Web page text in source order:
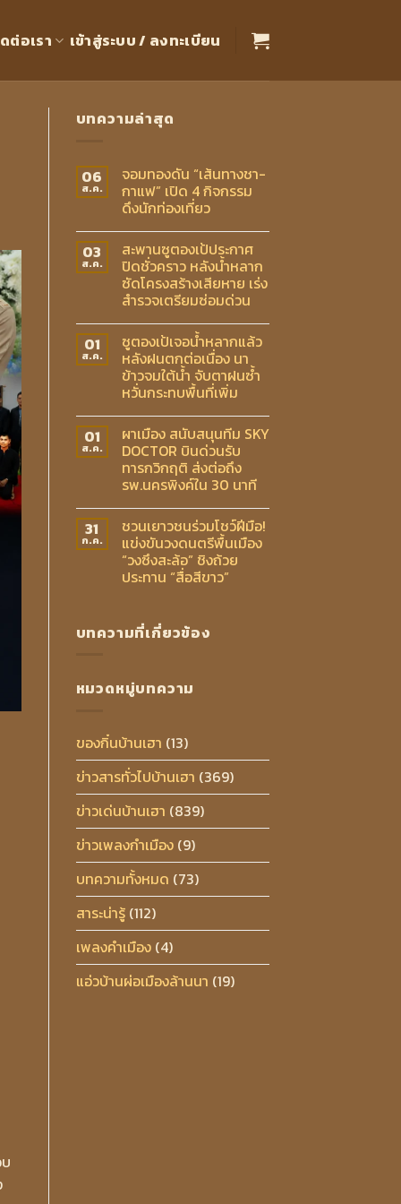
ต่อเรา เข้าสู่ระบบ / ลงทะเบียน
บทความล่าสุด
06
ส.ค.
จอมทองดัน “เส้นทางชา-
กาแฟ” เปิด 4 กิจกรรม
ดึงนักท่องเที่ยว
03
ส.ค.
สะพานซูตองเป้ประกาศ
ปิดชั่วคราว หลังน้ำหลาก
ซัดโครงสร้างเสียหาย เร่ง
สำรวจเตรียมซ่อมด่วน
01
ส.ค.
ซูตองเป้เจอน้ำหลากแล้ว
หลังฝนตกต่อเนื่อง นา
ข้าวจมใต้น้ำ จับตาฝนซ้ำ
หวั่นกระทบพื้นที่เพิ่ม
01
ส.ค.
ผาเมือง สนับสนุนทีม SKY
DOCTOR บินด่วนรับ
ทารกวิกฤติ ส่งต่อถึง
รพ.นครพิงค์ใน 30 นาที
31
ก.ค.
ชวนเยาวชนร่วมโชว์ฝีมือ!
แข่งขันวงดนตรีพื้นเมือง
“วงซึงสะล้อ” ชิงถ้วย
ประทาน “สื่อสีขาว”
บทความที่เกี่ยวข้อง
หมวดหมู่บทความ
ของกิ๋นบ้านเฮา (13)
ข่าวสารทั่วไปบ้านเฮา (369)
ข่าวเด่นบ้านเฮา (839)
ข่าวเพลงกำเมือง(9)
บทความทั้งหมด (73)
สาระน่ารู้(112)
เพลงคำเมือง(4)
แอ่วบ้านผ่อเมืองล้านนา (19)